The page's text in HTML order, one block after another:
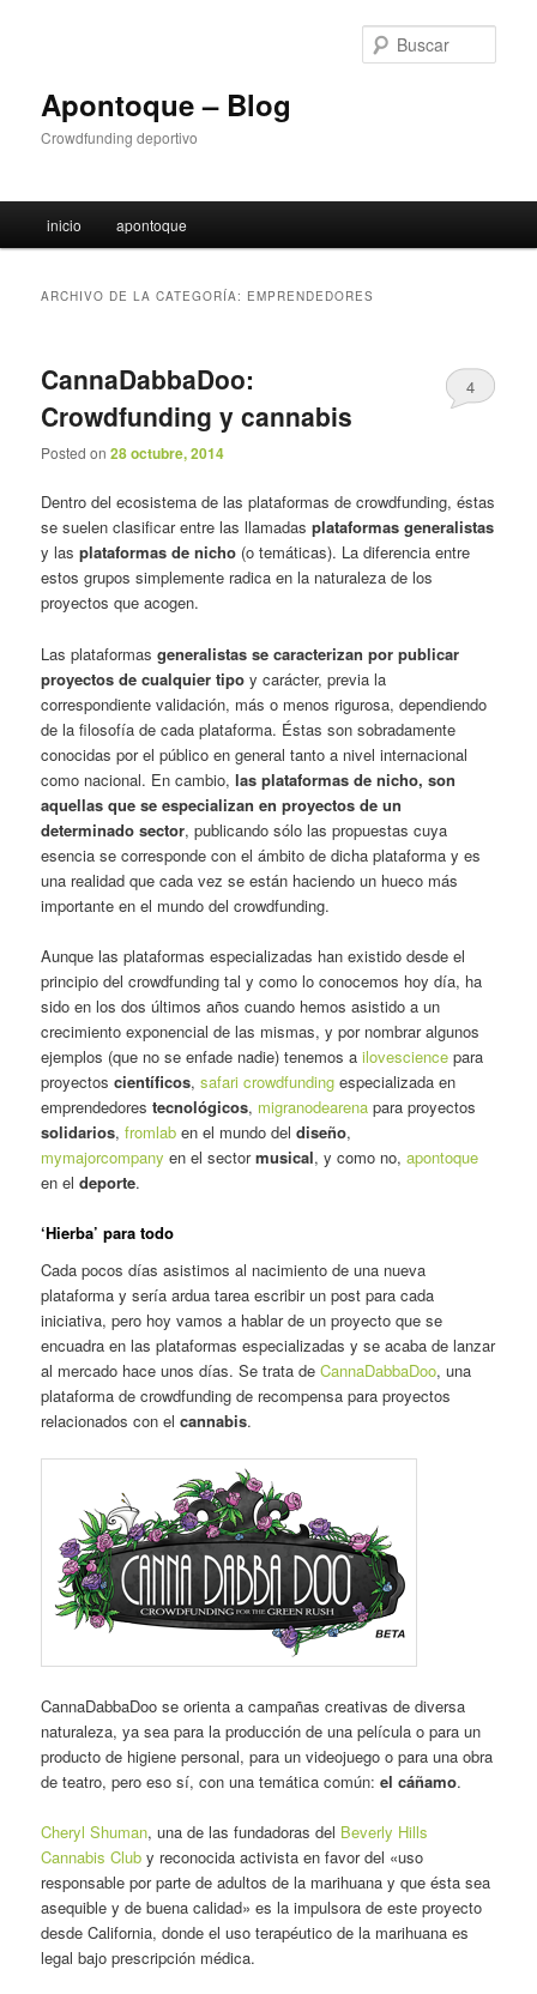
Apontoque – Blog
Crowdfunding deportivo
inicio apontoque
ARCHIVO DE LA CATEGORÍA: EMPRENDEDORES
CannaDabbaDoo:
Crowdfunding y cannabis
Posted on28 octubre, 2014
4
Dentro del ecosistema de las plataformas de crowdfunding, éstas
se suelen clasificar entre las llamadasplataformas generalistas
y lasplataformas de nicho (o temáticas). La diferencia entre
estos grupos simplemente radica en la naturaleza de los
proyectos que acogen.
Las plataformasgeneralistas se caracterizan por publicar
proyectos de cualquier tipo y carácter, previa la
correspondiente validación, más o menos rigurosa, dependiendo
de la filosofía de cada plataforma. Éstas son sobradamente
conocidas por el público en general tanto a nivel internacional
como nacional. En cambio,las plataformas de nicho, son
aquellas que se especializan en proyectos de un
determinado sector, publicando sólo las propuestas cuya
esencia se corresponde con el ámbito de dicha plataforma y es
una realidad que cada vez se están haciendo un hueco más
importante en el mundo del crowdfunding.
Aunque las plataformas especializadas han existido desde el
principio del crowdfunding tal y como lo conocemos hoy día, ha
sido en los dos últimos años cuando hemos asistido a un
crecimiento exponencial de las mismas, y por nombrar algunos
ejemplos (que no se enfade nadie) tenemos ailovescience para
proyectoscientíficos,safari crowdfunding especializada en
emprendedorestecnológicos, migranodearena para proyectos
solidarios,fromlab en el mundo deldiseño,
mymajorcompany en el sectormusical, y como no,apontoque
en eldeporte.
‘Hierba’ para todo
Cada pocos días asistimos al nacimiento de una nueva
plataforma y sería ardua tarea escribir un post para cada
iniciativa, pero hoy vamos a hablar de un proyecto que se
encuadra en las plataformas especializadas y se acaba de lanzar
al mercado hace unos días. Se trata deCannaDabbaDoo, una
plataforma de crowdfunding de recompensa para proyectos
relacionados con elcannabis.
CannaDabbaDoo se orienta a campañas creativas de diversa
naturaleza, ya sea para la producción de una película o para un
producto de higiene personal, para un videojuego o para una obra
de teatro, pero eso sí, con una temática común:el cáñamo.
Cheryl Shuman, una de las fundadoras del Beverly Hills
Cannabis Club y reconocida activista en favor del «uso
responsable por parte de adultos de la marihuana y que ésta sea
asequible y de buena calidad» es la impulsora de este proyecto
desde California, donde el uso terapéutico de la marihuana es
legal bajo prescripción médica.